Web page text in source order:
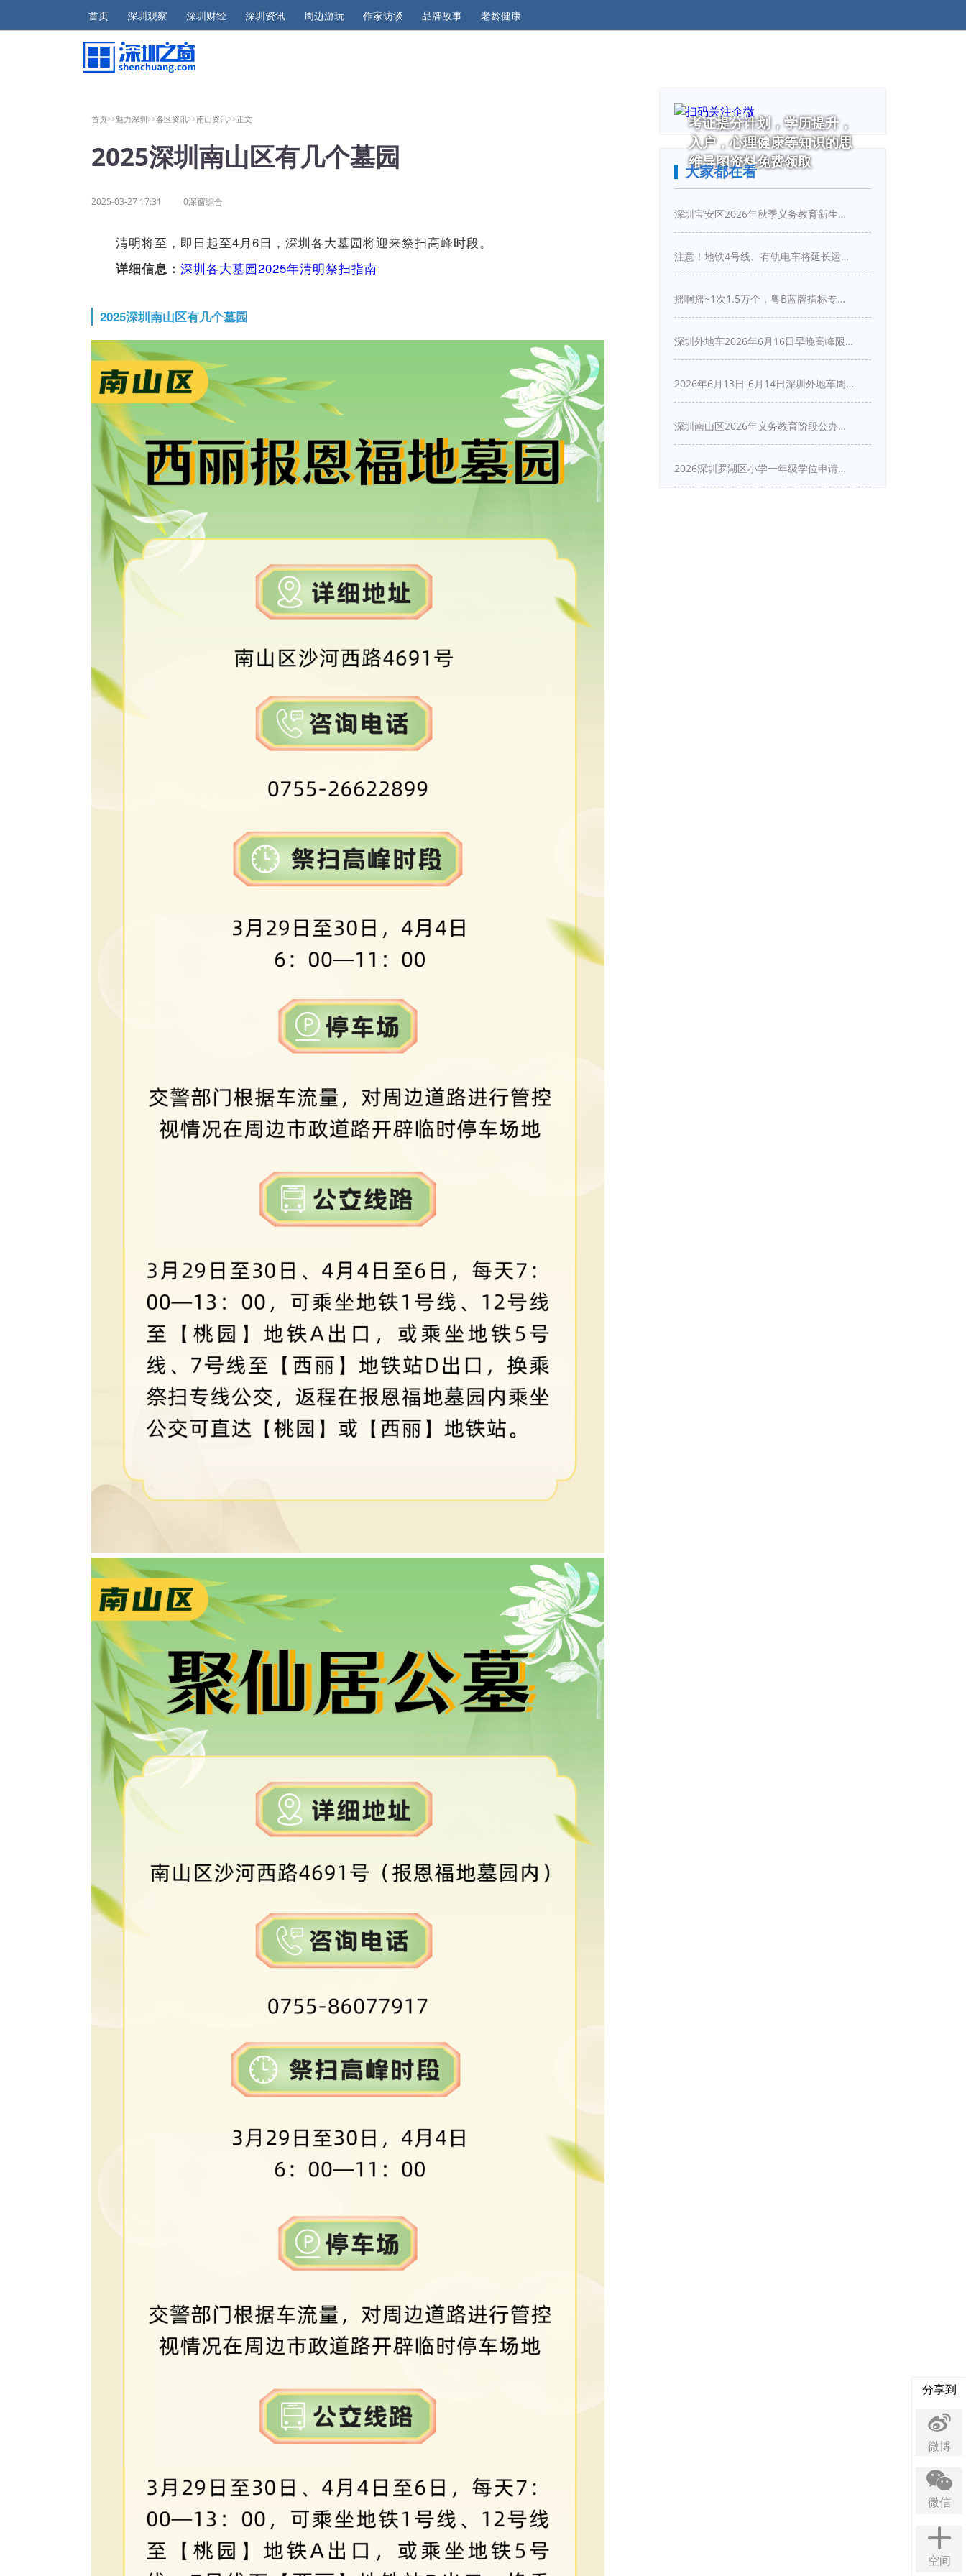
首页 深圳观察 深圳财经 深圳资讯 周边游玩 作家访谈 品牌故事 老龄健康
首页>>魅力深圳>>各区资讯>>南山资讯>>正文
2025深圳南山区有几个墓园
2025-03-27 17:31 0深窗综合
清明将至，即日起至4月6日，深圳各大墓园将迎来祭扫高峰时段。
详细信息： 深圳各大墓园2025年清明祭扫指南
2025深圳南山区有几个墓园
分享到
微博
微信
空间
考证提分计划，学历提升，
入户，心理健康等知识的思
维导图资料免费领取
大家都在看
深圳宝安区2026年秋季义务教育新生入学指引
注意！地铁4号线、有轨电车将延长运营服务！
摇啊摇~1次1.5万个，粤B蓝牌指标专项摇号又来啦！
深圳外地车2026年6月16日早晚高峰限行详情
2026年6月13日-6月14日深圳外地车周末限行吗
深圳南山区2026年义务教育阶段公办学校新生入学申请指南
2026深圳罗湖区小学一年级学位申请指南